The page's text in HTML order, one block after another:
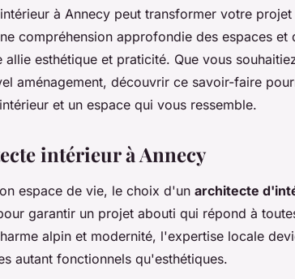
projet
à Annecy peut transformer votre
compréhension approfondie des espaces et
esthétique et praticité. Que vous
aménagement, découvrir ce savoir-faire
et un espace qui vous ressemble.
intérieur à Annecy
espace de vie, le choix d'un architecte
garantir un projet abouti qui répond à
alpin et modernité, l'expertise locale
autant fonctionnels qu'esthétiques.